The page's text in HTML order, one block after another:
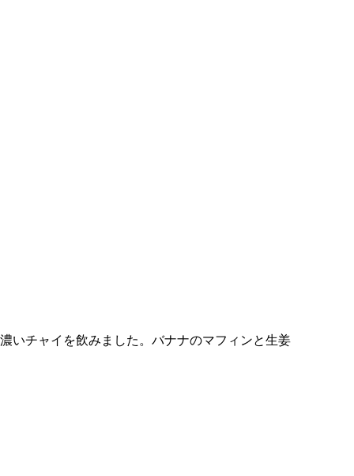
いチャイを飲みました。バナナのマフィンと生姜